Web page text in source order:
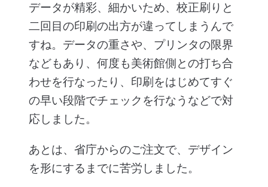
データが精彩、細かいため、校正刷りと
二回目の印刷の出方が違ってしまうんで
すね。データの重さや、プリンタの限界
などもあり、何度も美術館側との打ち合
わせを行なったり、印刷をはじめてすぐ
の早い段階でチェックを行なうなどで対
応しました。
あとは、省庁からのご注文で、デザイン
を形にするまでに苦労しました。